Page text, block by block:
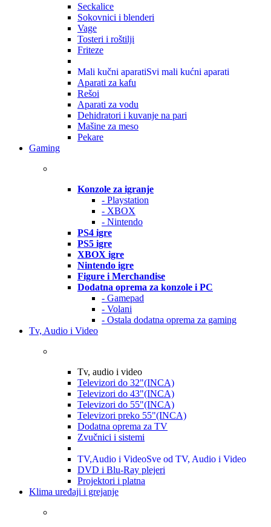
Seckalice
Sokovnici i blenderi
Vage
Tosteri i roštilji
Friteze
Mali kučni aparatiSvi mali kućni aparati
Aparati za kafu
Rešoi
Aparati za vodu
Dehidratori i kuvanje na pari
Mašine za meso
Pekare
Gaming
Konzole za igranje
- Playstation
- XBOX
- Nintendo
PS4 igre
PS5 igre
XBOX igre
Nintendo igre
Figure i Merchandise
Dodatna oprema za konzole i PC
- Gamepad
- Volani
- Ostala dodatna oprema za gaming
Tv, Audio i Video
Tv, audio i video
Televizori do 32"(INCA)
Televizori do 43"(INCA)
Televizori do 55"(INCA)
Televizori preko 55"(INCA)
Dodatna oprema za TV
Zvučnici i sistemi
TV,Audio i VideoSve od TV, Audio i Video
DVD i Blu-Ray plejeri
Projektori i platna
Klima uređaji i grejanje